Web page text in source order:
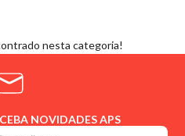
nesta categoria!
NOVIDADES APS